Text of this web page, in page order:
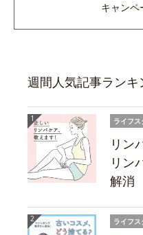
キャンペ
週間人気記事ランキ
ライフス
リン
リン
解消
ライフス